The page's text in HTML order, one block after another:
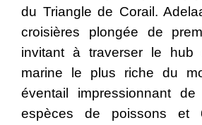
du Triangle de Corail.
croisières plongée de
invitant à traverser le hub
marine le plus riche du
éventail impressionnant
espèces de poissons et